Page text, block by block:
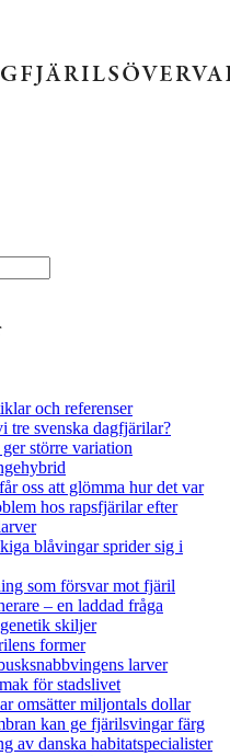
och referenser
tre svenska dagfjärilar?
större variation
oss att glömma hur det var
hos rapsfjärilar efter
blåvingar sprider sig i
som försvar mot fjäril
– en laddad fråga
skiljer
former
larver
för stadslivet
omsätter miljontals dollar
kan ge fjärilsvingar färg
av danska habitatspecialister